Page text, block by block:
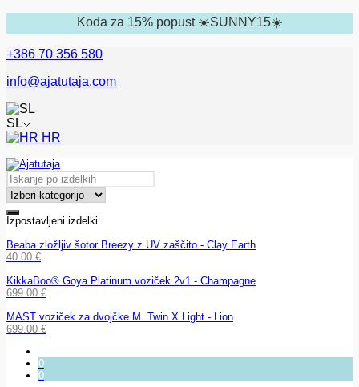
Koda za 15% popust ☀️SUNNY15☀️
+386 70 356 580
info@ajatutaja.com
SL
HR
Izpostavljeni izdelki
Beaba zložljiv šotor Breezy z UV zaščito - Clay Earth
40.00 €
KikkaBoo® Goya Platinum voziček 2v1 - Champagne
699.00 €
MAST voziček za dvojčke M. Twin X Light - Lion
699.00 €
0
0